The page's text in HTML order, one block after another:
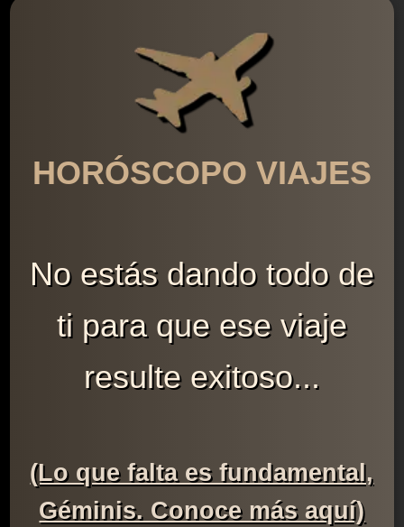
HORÓSCOPO VIAJES
No estás dando todo de
ti para que ese viaje
resulte exitoso...
(Lo que falta es fundamental,
Géminis. Conoce más aquí)